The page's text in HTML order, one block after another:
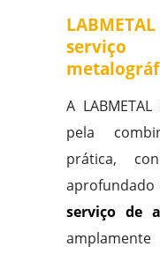
A
pela
prática,
aprofundado
serviço de